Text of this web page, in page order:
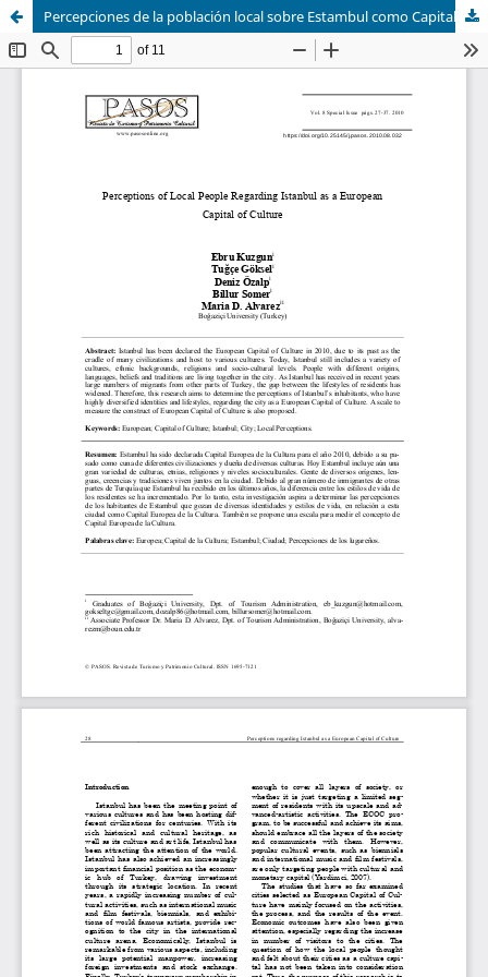
Percepciones de la población local sobre Estambul como Capital Europea de la Cultura